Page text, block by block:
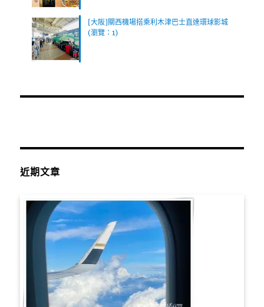
[大阪]關西機場搭乘利木津巴士直達環球影城
(瀏覽：1)
近期文章